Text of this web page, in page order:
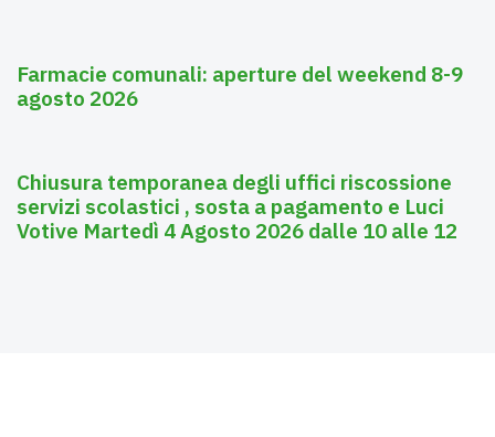
Farmacie comunali: aperture del weekend 8-9
agosto 2026
Chiusura temporanea degli uffici riscossione
servizi scolastici , sosta a pagamento e Luci
Votive Martedì 4 Agosto 2026 dalle 10 alle 12